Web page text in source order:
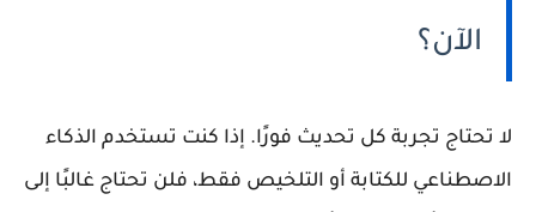
الآن؟
لا تحتاج تجربة كل تحديث فورًا. إذا كنت تستخدم الذكاء
الاصطناعي للكتابة أو التلخيص فقط، فلن تحتاج غالبًا إلى